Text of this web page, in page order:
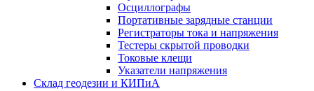
Осциллографы
Портативные зарядные станции
Регистраторы тока и напряжения
Тестеры скрытой проводки
Токовые клещи
Указатели напряжения
Склад геодезии и КИПиА